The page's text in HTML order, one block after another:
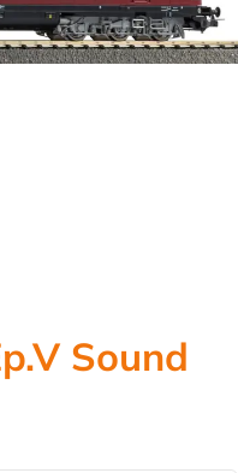
Sound